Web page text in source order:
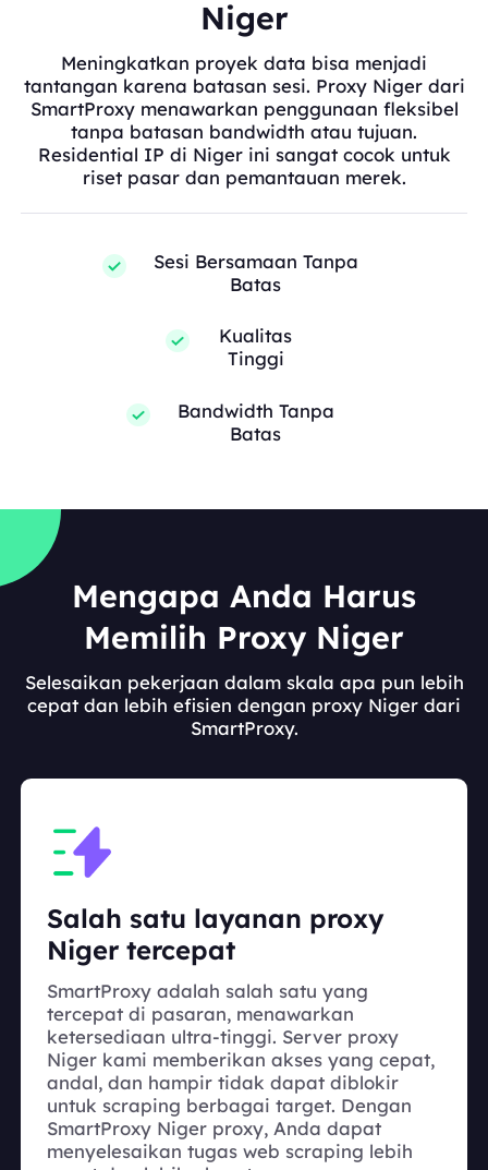
Niger
Meningkatkan proyek data bisa menjadi
tantangan karena batasan sesi. Proxy Niger dari
SmartProxy menawarkan penggunaan fleksibel
tanpa batasan bandwidth atau tujuan.
Residential IP di Niger ini sangat cocok untuk
riset pasar dan pemantauan merek.
Sesi Bersamaan Tanpa
Batas
Kualitas
Tinggi
Bandwidth Tanpa
Batas
Mengapa Anda Harus
Memilih Proxy Niger
Selesaikan pekerjaan dalam skala apa pun lebih
cepat dan lebih efisien dengan proxy Niger dari
SmartProxy.
Salah satu layanan proxy
Niger tercepat
SmartProxy adalah salah satu yang
tercepat di pasaran, menawarkan
ketersediaan ultra-tinggi. Server proxy
Niger kami memberikan akses yang cepat,
andal, dan hampir tidak dapat diblokir
untuk scraping berbagai target. Dengan
SmartProxy Niger proxy, Anda dapat
menyelesaikan tugas web scraping lebih